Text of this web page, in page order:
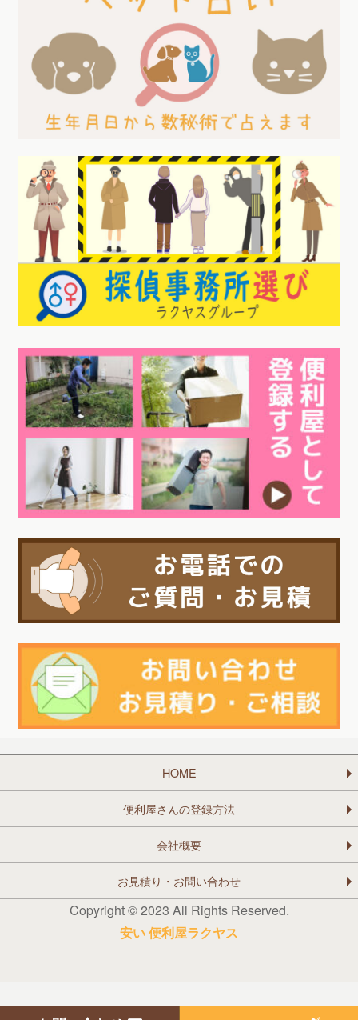
HOME
便利屋さんの登録方法
会社概要
お見積り・お問い合わせ
Copyright © 2023 All Rights Reserved.
安い 便利屋ラクヤス